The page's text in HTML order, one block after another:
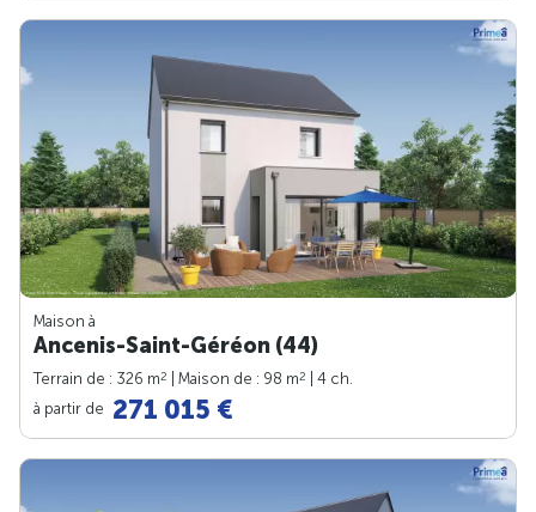
Maison à
Ancenis-Saint-Géréon (44)
Terrain de : 326 m2 | Maison de : 98 m2
| 4 ch.
à partir de 271 015 €